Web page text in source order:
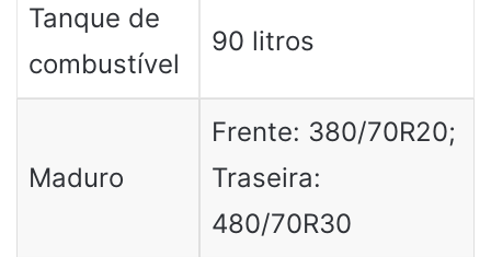
Tanque de
combustível
90 litros
Maduro
Frente: 380/70R20;
Traseira:
480/70R30